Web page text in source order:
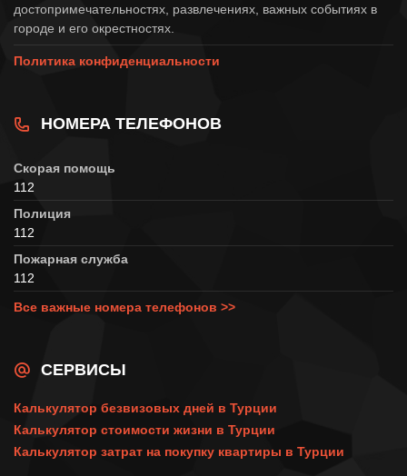
достопримечательностях, развлечениях, важных событиях в
городе и его окрестностях.
Политика конфиденциальности
НОМЕРА ТЕЛЕФОНОВ
Скорая помощь
112
Полиция
112
Пожарная служба
112
Все важные номера телефонов >>
СЕРВИСЫ
Калькулятор безвизовых дней в Турции
Калькулятор стоимости жизни в Турции
Калькулятор затрат на покупку квартиры в Турции